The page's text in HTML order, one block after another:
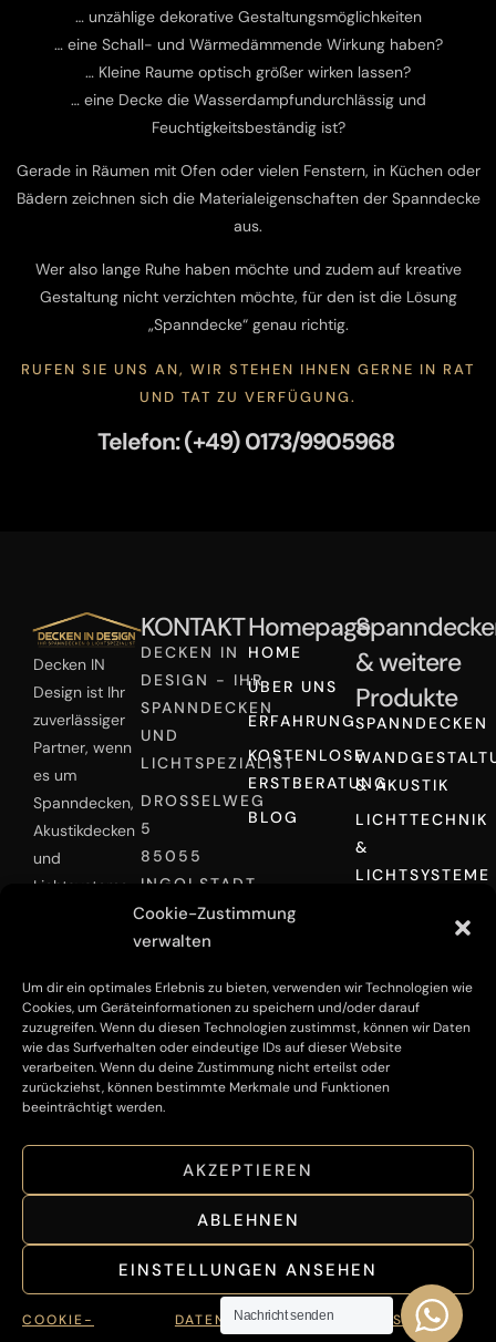
Cookie-Zustimmung
verwalten
Um dir ein optimales Erlebnis zu bieten, verwenden wir Technologien wie
Cookies, um Geräteinformationen zu speichern und/oder darauf
zuzugreifen. Wenn du diesen Technologien zustimmst, können wir Daten
wie das Surfverhalten oder eindeutige IDs auf dieser Website
verarbeiten. Wenn du deine Zustimmung nicht erteilst oder
zurückziehst, können bestimmte Merkmale und Funktionen
beeinträchtigt werden.
AKZEPTIEREN
ABLEHNEN
EINSTELLUNGEN ANSEHEN
COOKIE-
DATENSCHUTZ –
IMPRESSUM –
… unzählige dekorative Gestaltungsmöglichkeiten
… eine Schall- und Wärmedämmende Wirkung haben?
… Kleine Raume optisch größer wirken lassen?
… eine Decke die Wasserdampfundurchlässig und
Feuchtigkeitsbeständig ist?
Gerade in Räumen mit Ofen oder vielen Fenstern, in Küchen oder
Bädern zeichnen sich die Materialeigenschaften der Spanndecke
aus.
Wer also lange Ruhe haben möchte und zudem auf kreative
Gestaltung nicht verzichten möchte, für den ist die Lösung
„Spanndecke“ genau richtig.
RUFEN SIE UNS AN, WIR STEHEN IHNEN GERNE IN RAT
UND TAT ZU VERFÜGUNG.
Telefon: (+49) 0173/9905968
Decken IN
Design ist Ihr
zuverlässiger
Partner, wenn
es um
Spanndecken,
Akustikdecken
und
Lichtsysteme
maßgeschneiderte
Lösungen für
jede
Raumsituation
und sind Ihr
von
Spanndecken.
KONTAKT
DECKEN IN
DESIGN - IHR
SPANNDECKEN
UND
LICHTSPEZIALIST
DROSSELWEG
5
85055
INGOLSTADT
0173 9905968
Homepage
HOME
ÜBER UNS
ERFAHRUNG
KOSTENLOSE
ERSTBERATUNG
BLOG
& weitere
Produkte
SPANNDECKEN
& AKUSTIK
LICHTTECHNIK
&
LICHTSYSTEME
© Decken In Design 2026Nachricht senden